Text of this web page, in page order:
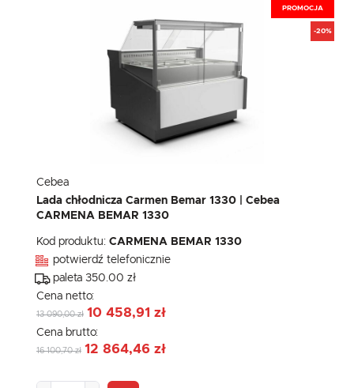
PROMOCJA
-20%
Cebea
Lada chłodnicza Carmen Bemar 1330 | Cebea
CARMENA BEMAR 1330
Kod produktu: CARMENA BEMAR 1330
potwierdź telefonicznie
paleta 350.00 zł
Cena netto:
13 090,00 zł 10 458,91 zł
Cena brutto:
16 100,70 zł 12 864,46 zł